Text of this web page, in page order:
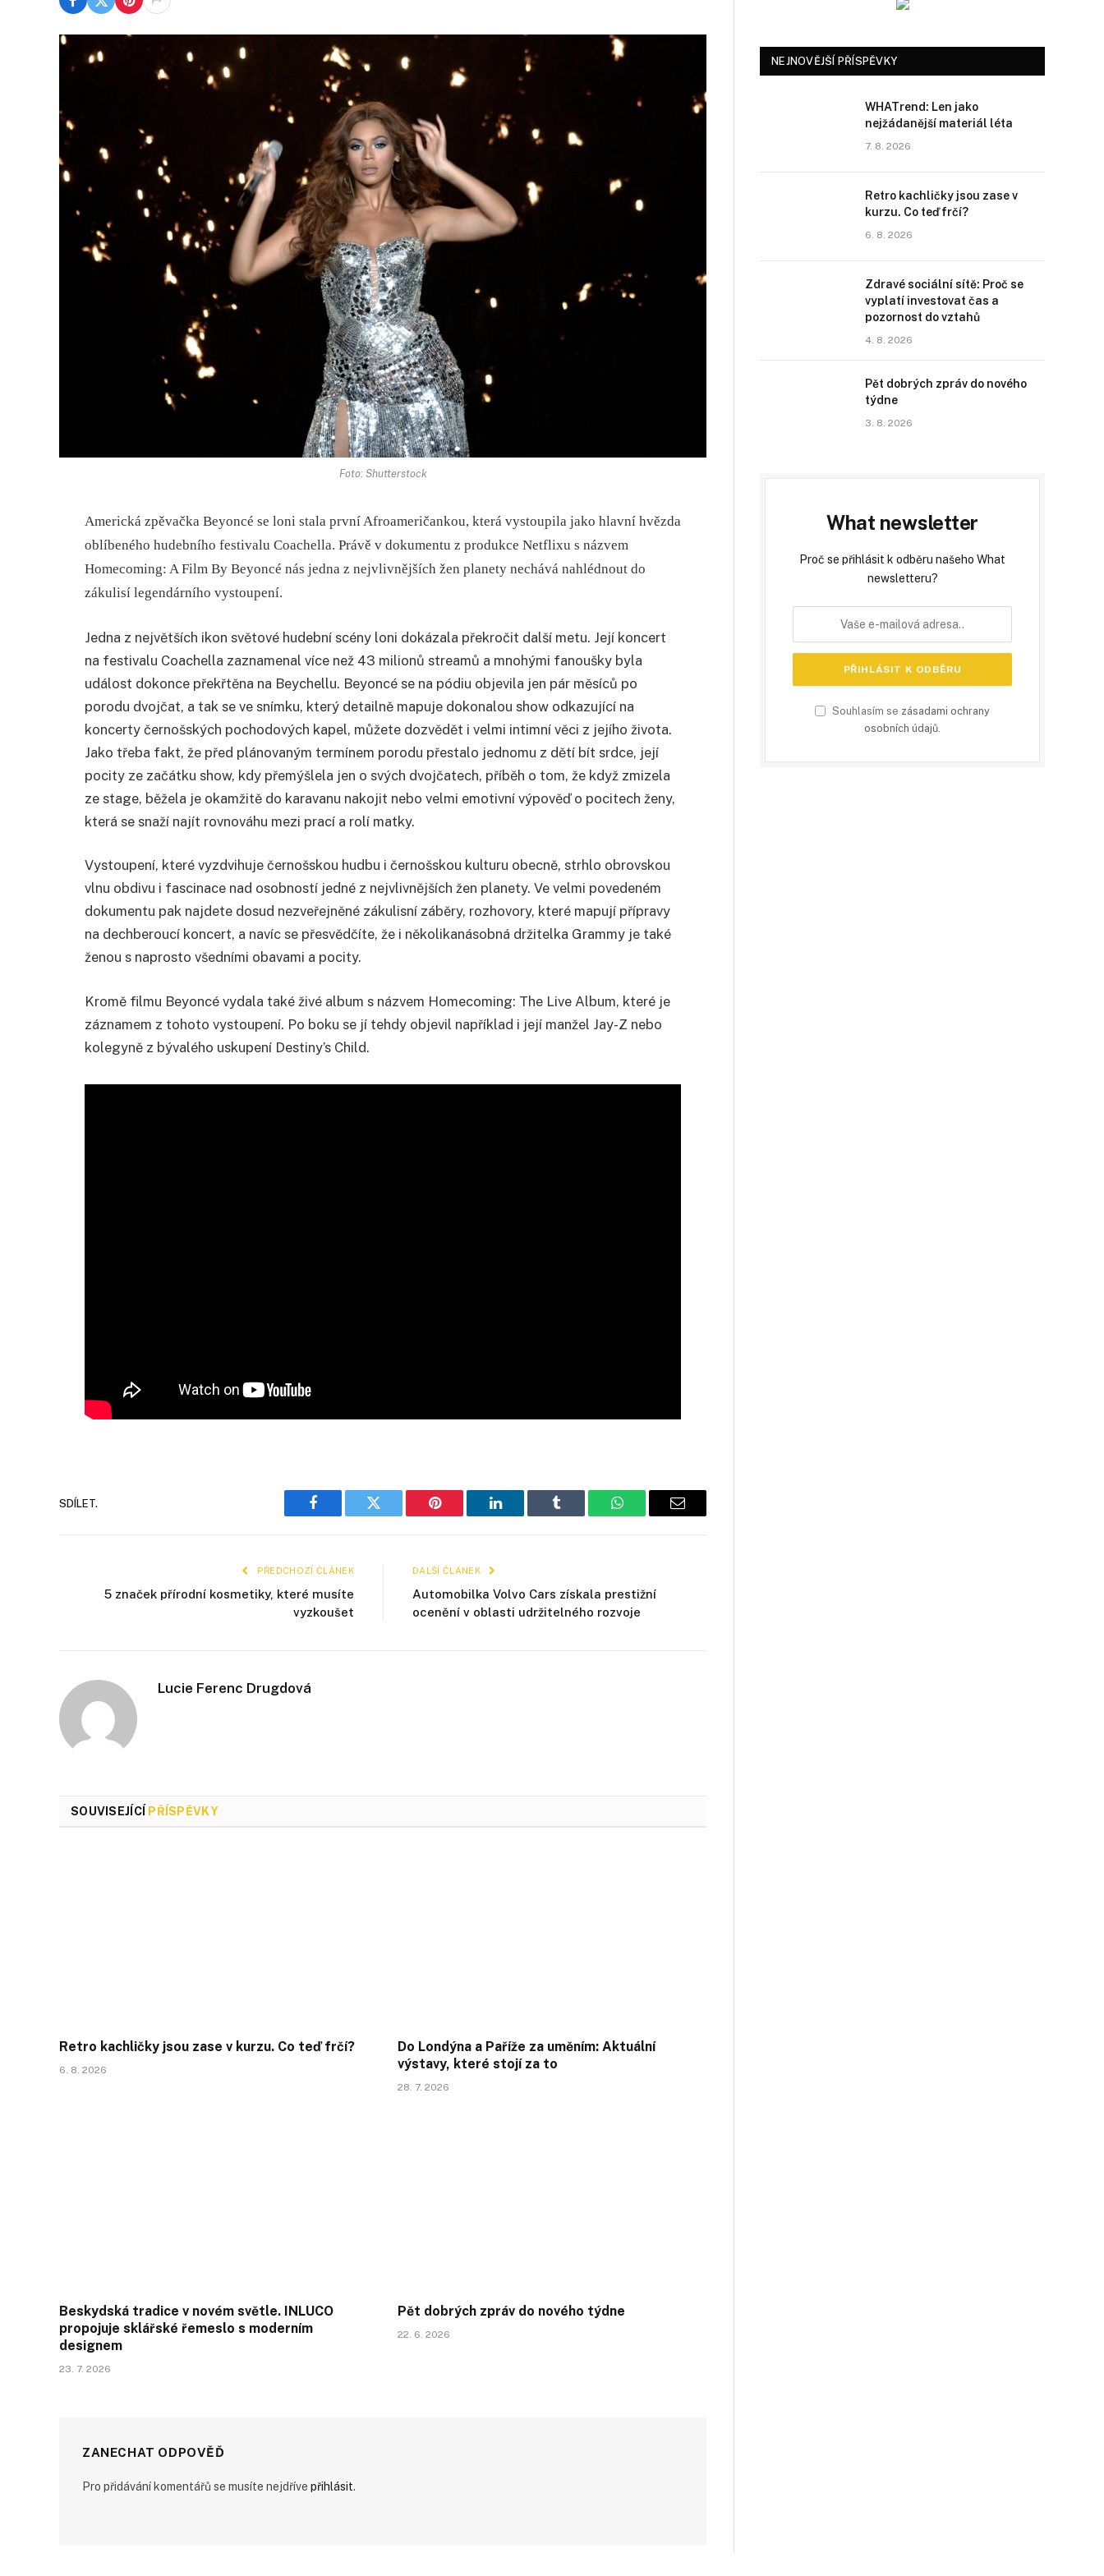
Foto: Shutterstock
Americká zpěvačka Beyoncé se loni stala první Afroameričankou, která vystoupila jako hlavní hvězda
oblíbeného hudebního festivalu Coachella. Právě v dokumentu z produkce Netflixu s názvem
Homecoming: A Film By Beyoncé nás jedna z nejvlivnějších žen planety nechává nahlédnout do
zákulisí legendárního vystoupení.
Jedna z největších ikon světové hudební scény loni dokázala překročit další metu. Její koncert
na festivalu Coachella zaznamenal více než 43 milionů streamů a mnohými fanoušky byla
událost dokonce překřtěna na Beychellu. Beyoncé se na pódiu objevila jen pár měsíců po
porodu dvojčat, a tak se ve snímku, který detailně mapuje dokonalou show odkazující na
koncerty černošských pochodových kapel, můžete dozvědět i velmi intimní věci z jejího života.
Jako třeba fakt, že před plánovaným termínem porodu přestalo jednomu z dětí bít srdce, její
pocity ze začátku show, kdy přemýšlela jen o svých dvojčatech, příběh o tom, že když zmizela
ze stage, běžela je okamžitě do karavanu nakojit nebo velmi emotivní výpověď o pocitech ženy,
která se snaží najít rovnováhu mezi prací a rolí matky.
Vystoupení, které vyzdvihuje černošskou hudbu i černošskou kulturu obecně, strhlo obrovskou
vlnu obdivu i fascinace nad osobností jedné z nejvlivnějších žen planety. Ve velmi povedeném
dokumentu pak najdete dosud nezveřejněné zákulisní záběry, rozhovory, které mapují přípravy
na dechberoucí koncert, a navíc se přesvědčíte, že i několikanásobná držitelka Grammy je také
ženou s naprosto všedními obavami a pocity.
Kromě filmu Beyoncé vydala také živé album s názvem Homecoming: The Live Album, které je
záznamem z tohoto vystoupení. Po boku se jí tehdy objevil například i její manžel Jay-Z nebo
kolegyně z bývalého uskupení Destiny’s Child.
SDÍLET.
Facebook Twitter Pinterest LinkedIn Tumblr WhatsAppE-
PŘEDCHOZÍ ČLÁNEK
5 značek přírodní kosmetiky, které musíte
vyzkoušet
DALŠÍ ČLÁNEK
Automobilka Volvo Cars získala prestižní
ocenění v oblasti udržitelného rozvoje
Lucie Ferenc Drugdová
SOUVISEJÍCÍ PŘÍSPĚVKY
Retro kachličky jsou zase v kurzu. Co teď frčí?
6. 8. 2026
Do Londýna a Paříže za uměním: Aktuální
výstavy, které stojí za to
28. 7. 2026
Beskydská tradice v novém světle. INLUCO
propojuje sklářské řemeslo s moderním
designem
23. 7. 2026
Pět dobrých zpráv do nového týdne
22. 6. 2026
ZANECHAT ODPOVĚĎ
Pro přidávání komentářů se musíte nejdříve přihlásit.
NEJNOVĚJŠÍ PŘÍSPĚVKY
WHATrend: Len jako
nejžádanější materiál léta
7. 8. 2026
Retro kachličky jsou zase v
kurzu. Co teď frčí?
6. 8. 2026
Zdravé sociální sítě: Proč se
vyplatí investovat čas a
pozornost do vztahů
4. 8. 2026
Pět dobrých zpráv do nového
týdne
3. 8. 2026
What newsletter
Proč se přihlásit k odběru našeho What
newsletteru?
Souhlasím se zásadami ochrany
osobních údajů.